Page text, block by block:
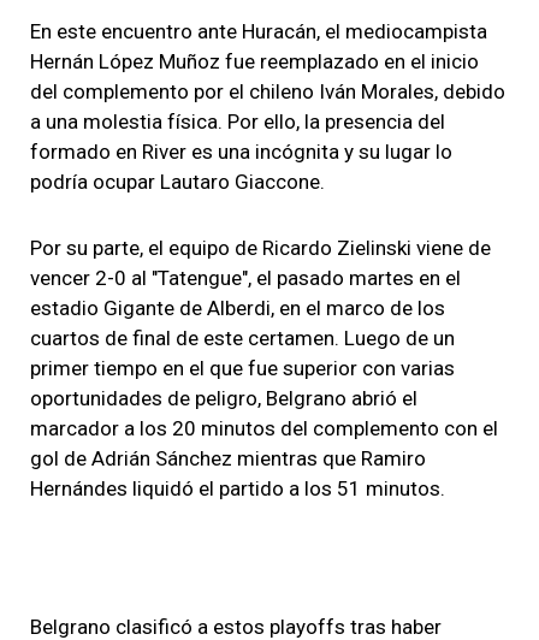
En este encuentro ante Huracán, el mediocampista
Hernán López Muñoz fue reemplazado en el inicio
del complemento por el chileno Iván Morales, debido
a una molestia física. Por ello, la presencia del
formado en River es una incógnita y su lugar lo
podría ocupar Lautaro Giaccone.
Por su parte, el equipo de Ricardo Zielinski viene de
vencer 2-0 al "Tatengue", el pasado martes en el
estadio Gigante de Alberdi, en el marco de los
cuartos de final de este certamen. Luego de un
primer tiempo en el que fue superior con varias
oportunidades de peligro, Belgrano abrió el
marcador a los 20 minutos del complemento con el
gol de Adrián Sánchez mientras que Ramiro
Hernándes liquidó el partido a los 51 minutos.
Belgrano clasificó a estos playoffs tras haber